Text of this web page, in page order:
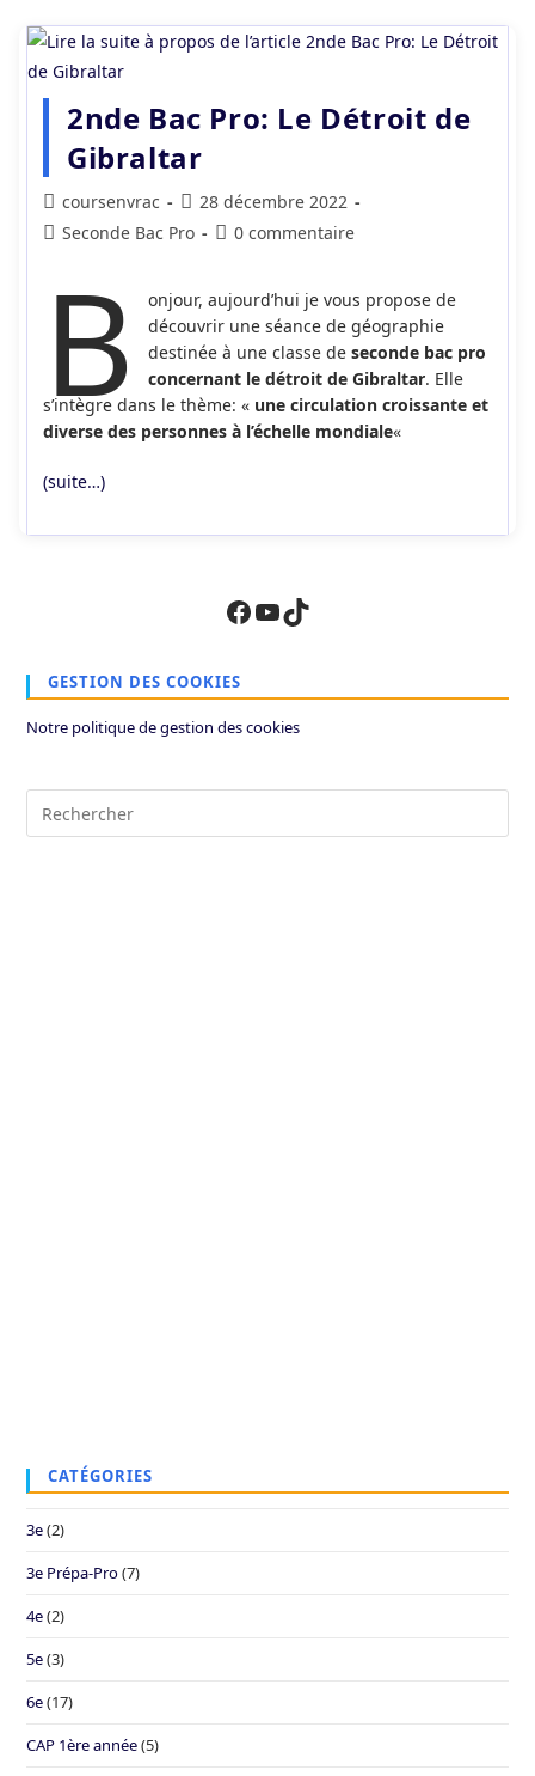
2nde Bac Pro: Le Détroit de
Gibraltar
Auteur/autrice
de
coursenvrac
Publication
publiée :
28 décembre 2022
PostSeconde Bac Pro
Commentaires
publication :
0 commentaire
B
onjour, aujourd’hui je vous propose de
découvrir une séance de géographie
destinée à une classe de seconde bac pro
concernant le détroit de Gibraltar. Elle
s’intègre dans le thème: « une circulation croissante et
diverse des personnes à l’échelle mondiale«
(suite…)
Facebook
YouTube
TikTok
GESTION DES COOKIES
Notre politique de gestion des cookies
CATÉGORIES
3e(2)
3e Prépa-Pro(7)
4e(2)
5e(3)
6e(17)
CAP 1ère année(5)